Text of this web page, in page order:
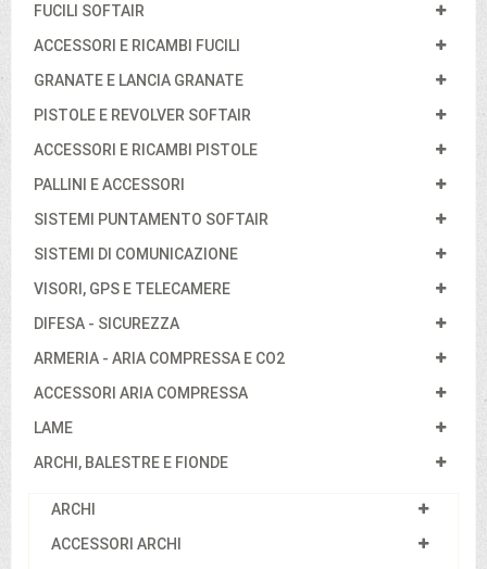
FUCILI SOFTAIR
ACCESSORI E RICAMBI FUCILI
GRANATE E LANCIA GRANATE
PISTOLE E REVOLVER SOFTAIR
ACCESSORI E RICAMBI PISTOLE
PALLINI E ACCESSORI
SISTEMI PUNTAMENTO SOFTAIR
SISTEMI DI COMUNICAZIONE
VISORI, GPS E TELECAMERE
DIFESA - SICUREZZA
ARMERIA - ARIA COMPRESSA E CO2
ACCESSORI ARIA COMPRESSA
LAME
ARCHI, BALESTRE E FIONDE
ARCHI
ACCESSORI ARCHI